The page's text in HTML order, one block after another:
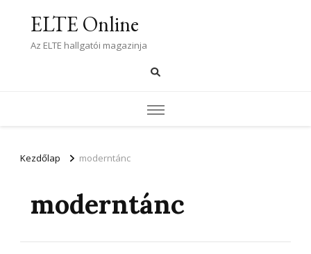
ELTE Online
Az ELTE hallgatói magazinja
Kezdőlap moderntánc
moderntánc